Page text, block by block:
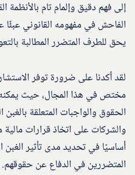
إلى فهم دقيق وإلمام تام بالأنظمة
الفاحش في مفهومه القانوني عبئًا
يحق للطرف المتضرر المطالبة
لقد أكدنا على ضرورة توفر
مختص في هذا المجال، حيث يمكنه
الحقوق والواجبات المتعلقة
والشركات على اتخاذ قرارات
أساسيًا في تحديد مدى تأثير
المتضررين في الدفاع عن حقوقهم.